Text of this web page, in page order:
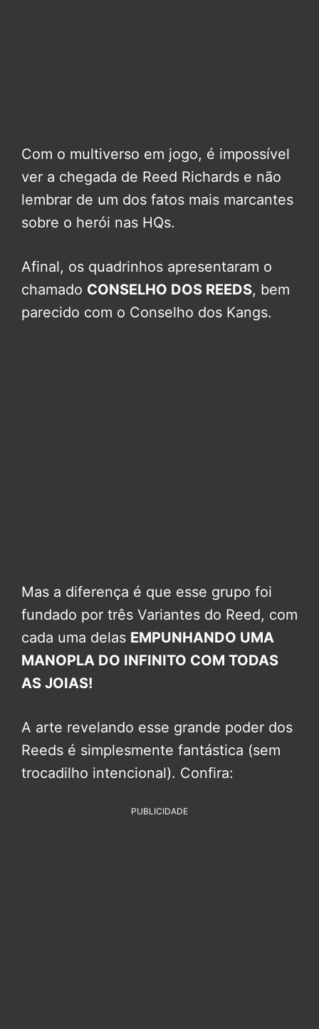
Com o multiverso em jogo, é impossível
ver a chegada de Reed Richards e não
lembrar de um dos fatos mais marcantes
sobre o herói nas HQs.
Afinal, os quadrinhos apresentaram o
chamado CONSELHO DOS REEDS, bem
parecido com o Conselho dos Kangs.
Mas a diferença é que esse grupo foi
fundado por três Variantes do Reed, com
cada uma delas EMPUNHANDO UMA
MANOPLA DO INFINITO COM TODAS
AS JOIAS!
A arte revelando esse grande poder dos
Reeds é simplesmente fantástica (sem
trocadilho intencional). Confira:
PUBLICIDADE